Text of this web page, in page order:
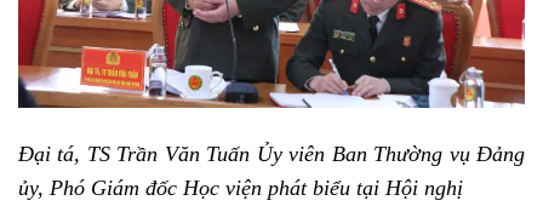
Đại tá, TS Trần Văn Tuấn Ủy viên Ban Thường vụ Đảng
ủy, Phó Giám đốc Học viện phát biểu tại Hội nghị